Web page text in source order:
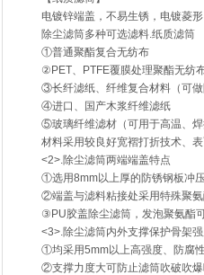
电镀锌端盖，不易生锈，电镀菱
除尘滤筒多种可选滤料.纸质滤筒
①普通聚酯复合无纺布
②PET、PTFE覆膜处理聚酯无纺
③长纤滤纸、纤维复合材料（可
④进口、国产木浆纤维滤纸
⑤玻璃纤维滤材（可用于高温、
材料采用较良好宽褶打折技术、
<2>.除尘滤筒两端端盖特点
①选用8mm以上厚的防锈钢板冲
②端盖与滤料粘接处采用特殊聚
③PU胶盖除尘滤筒，发泡聚氨酯
<3>.除尘滤筒内外支撑保护骨架
①均采用5mm以上高强度、防腐
②支撑力度大可防止滤筒吹破吹